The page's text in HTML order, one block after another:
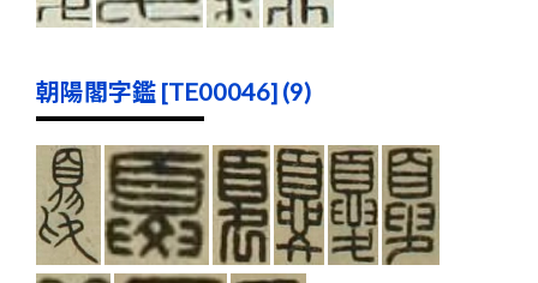
朝陽閣字鑑 [TE00046] (9)